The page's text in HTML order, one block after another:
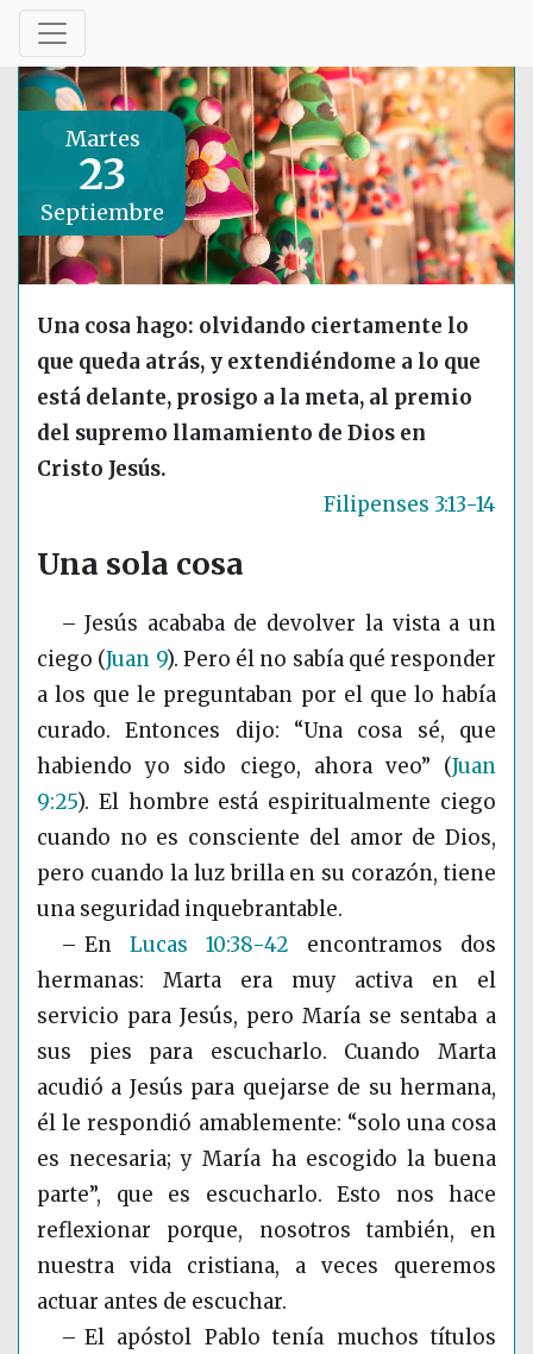
Martes
23
Septiembre
Una cosa hago: olvidando ciertamente lo
que queda atrás, y extendiéndome a lo que
está delante, prosigo a la meta, al premio
del supremo llamamiento de Dios en
Cristo Jesús.
Filipenses 3:13-14
Una sola cosa
– Jesús acababa de devolver la vista a un
ciego (Juan 9). Pero él no sabía qué responder
a los que le preguntaban por el que lo había
curado. Entonces dijo: “Una cosa sé, que
habiendo yo sido ciego, ahora veo” (Juan
9:25). El hombre está espiritualmente ciego
cuando no es consciente del amor de Dios,
pero cuando la luz brilla en su corazón, tiene
una seguridad inquebrantable.
– En Lucas 10:38-42 encontramos dos
hermanas: Marta era muy activa en el
servicio para Jesús, pero María se sentaba a
sus pies para escucharlo. Cuando Marta
acudió a Jesús para quejarse de su hermana,
él le respondió amablemente: “solo una cosa
es necesaria; y María ha escogido la buena
parte”, que es escucharlo. Esto nos hace
reflexionar porque, nosotros también, en
nuestra vida cristiana, a veces queremos
actuar antes de escuchar.
– El apóstol Pablo tenía muchos títulos